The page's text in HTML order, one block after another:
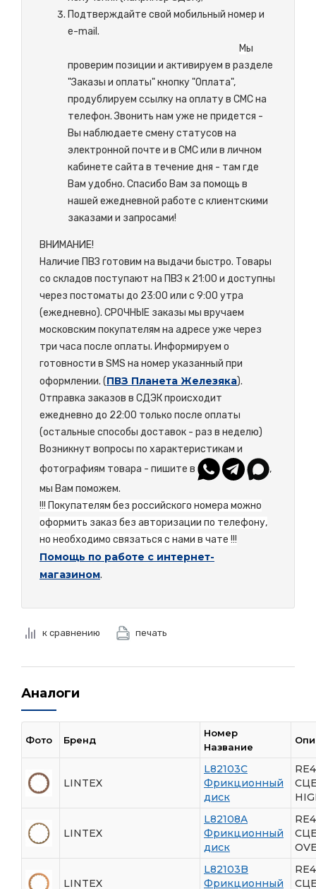
Подтверждайте свой мобильный номер и
e-mail.
Мы
проверим позиции и активируем в разделе
"Заказы и оплаты" кнопку "Оплата",
продублируем ссылку на оплату в СМС на
телефон. Звонить нам уже не придется -
Вы наблюдаете смену статусов на
электронной почте и в СМС или в личном
кабинете сайта в течение дня - там где
Вам удобно. Спасибо Вам за помощь в
нашей ежедневной работе с клиентскими
заказами и запросами!
ВНИМАНИЕ!
Наличие ПВЗ готовим на выдачи быстро. Товары
со складов поступают на ПВЗ к 21:00 и доступны
через постоматы до 23:00 или с 9:00 утра
(ежедневно). СРОЧНЫЕ заказы мы вручаем
московским покупателям на адресе уже через
три часа после оплаты. Информируем о
готовности в SMS на номер указанный при
оформлении. (ПВЗ Планета Железяка).
Отправка заказов в СДЭК происходит
ежедневно до 22:00 только после оплаты
(остальные способы доставок - раз в неделю)
Возникнут вопросы по характеристикам и
фотографиям товара - пишите в
,
мы Вам поможем.
!!! Покупателям без российского номера можно
оформить заказ без авторизации по телефону,
но необходимо связаться с нами в чате !!!
Помощь по работе с интернет-
магазином.
к сравнению печать
Аналоги
Фото Бренд
Номер
Название
LINTEX
L82103C
Фрикционный
диск
LINTEX
L82108A
Фрикционный
диск
LINTEX
L82103B
Фрикционный